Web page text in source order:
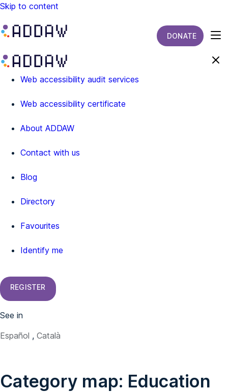
Skip to content
DONATE
Web accessibility audit services
Web accessibility certificate
About ADDAW
Contact with us
Blog
Directory
Favourites
Identify me
REGISTER
See in
Español
Català
Category map: Education